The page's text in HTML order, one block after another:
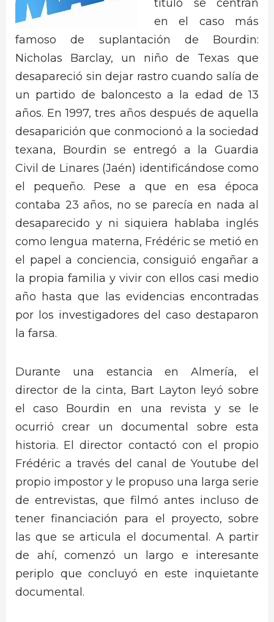
título se centran
en el caso más
famoso de suplantación de Bourdin:
Nicholas Barclay, un niño de Texas que
desapareció sin dejar rastro cuando salía de
un partido de baloncesto a la edad de 13
años. En 1997, tres años después de aquella
desaparición que conmocionó a la sociedad
texana, Bourdin se entregó a la Guardia
Civil de Linares (Jaén) identificándose como
el pequeño. Pese a que en esa época
contaba 23 años, no se parecía en nada al
desaparecido y ni siquiera hablaba inglés
como lengua materna, Frédéric se metió en
el papel a conciencia, consiguió engañar a
la propia familia y vivir con ellos casi medio
año hasta que las evidencias encontradas
por los investigadores del caso destaparon
la farsa.
Durante una estancia en Almería, el
director de la cinta, Bart Layton leyó sobre
el caso Bourdin en una revista y se le
ocurrió crear un documental sobre esta
historia. El director contactó con el propio
Frédéric a través del canal de Youtube del
propio impostor y le propuso una larga serie
de entrevistas, que filmó antes incluso de
tener financiación para el proyecto, sobre
las que se articula el documental. A partir
de ahí, comenzó un largo e interesante
periplo que concluyó en este inquietante
documental.